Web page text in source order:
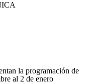
la programación de
al 2 de enero